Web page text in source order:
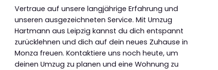
Vertraue auf unsere langjährige Erfahrung und
unseren ausgezeichneten Service. Mit Umzug
Hartmann aus Leipzig kannst du dich entspannt
zurücklehnen und dich auf dein neues Zuhause in
Monza freuen. Kontaktiere uns noch heute, um
deinen Umzug zu planen und eine Wohnung zu